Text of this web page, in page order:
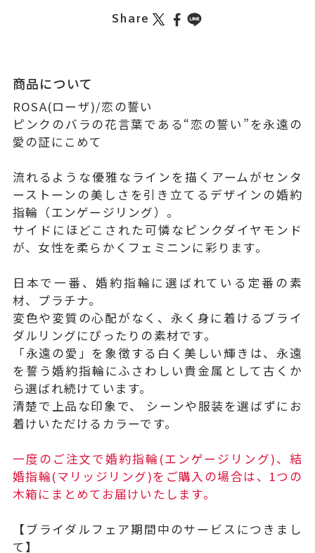
Share
商品について
ROSA(ローザ)/恋の誓い
ピンクのバラの花言葉である“恋の誓い”を永遠の
愛の証にこめて
流れるような優雅なラインを描くアームがセンタ
ーストーンの美しさを引き立てるデザインの婚約
指輪（エンゲージリング）。
サイドにほどこされた可憐なピンクダイヤモンド
が、女性を柔らかくフェミニンに彩ります。
日本で一番、婚約指輪に選ばれている定番の素
材、プラチナ。
変色や変質の心配がなく、永く身に着けるブライ
ダルリングにぴったりの素材です。
「永遠の愛」を象徴する白く美しい輝きは、永遠
を誓う婚約指輪にふさわしい貴金属として古くか
ら選ばれ続けています。
清楚で上品な印象で、 シーンや服装を選ばずにお
着けいただけるカラーです。
一度のご注文で婚約指輪(エンゲージリング)、結
婚指輪(マリッジリング)をご購入の場合は、1つの
木箱にまとめてお届けいたします。
【ブライダルフェア期間中のサービスにつきまし
て】